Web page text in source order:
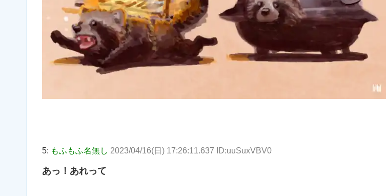
5: もふもふ名無し 2023/04/16(日) 17:26:11.637 ID:uuSuxVBV0
あっ！あれって